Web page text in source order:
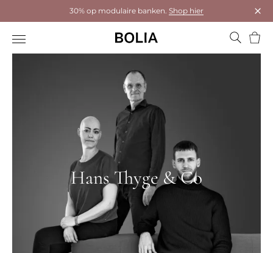
30% op modulaire banken. Shop hier
Hans Thyge & Co